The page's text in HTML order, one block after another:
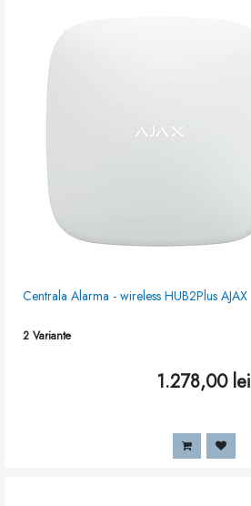
Centrala Alarma - wireless HUB2Plus AJAX
2 Variante
1.278,00lei